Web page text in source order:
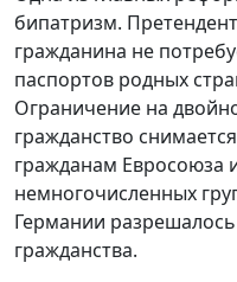
бипатризм.
гражданина не
паспортов родных
Ограничение на
гражданство
гражданам Евросоюза
немногочисленных
Германии
гражданства.